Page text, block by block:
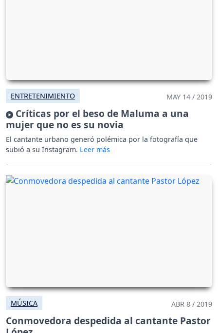
ENTRETENIMIENTO MAY 14 / 2019
Críticas por el beso de Maluma a una
mujer que no es su novia
El cantante urbano generó polémica por la fotografía que
subió a su Instagram.
MÚSICA ABR 8 / 2019
Conmovedora despedida al cantante Pastor